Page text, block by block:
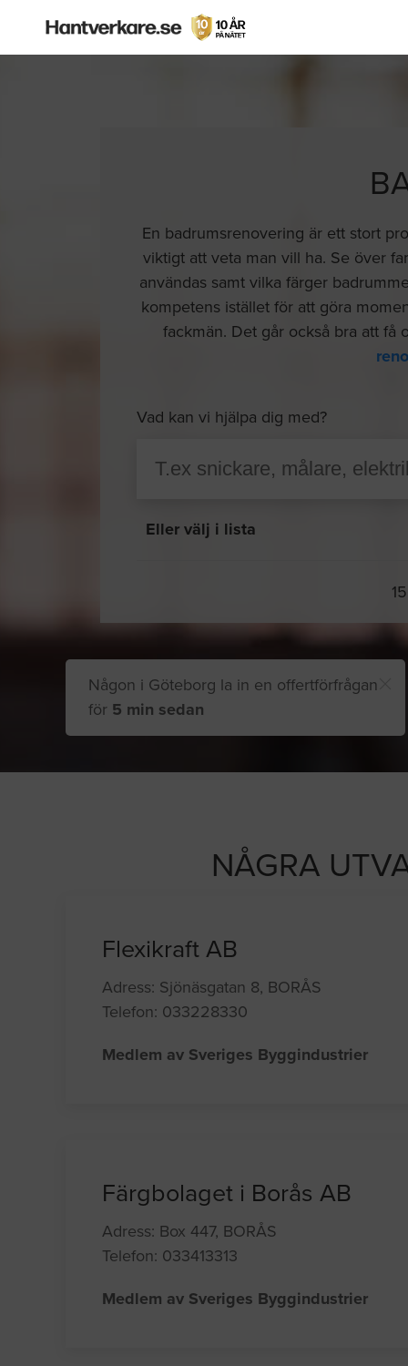
En badrumsrenovering är ett stort
viktigt att veta man vill ha. Se över
användas samt vilka färger
kompetens istället för att göra
fackmän. Det går också bra att få
Vad kan vi hjälpa dig med?
Eller välj i lista
Någon i Göteborg la in en offertförfrågan
för 5 min sedan
NÅGRA
Flexikraft AB
Adress: Sjönäsgatan 8, BORÅS
Telefon: 033228330
Medlem av Sveriges Byggindustrier
Färgbolaget i Borås AB
Adress: Box 447, BORÅS
Telefon: 033413313
Medlem av Sveriges Byggindustrier